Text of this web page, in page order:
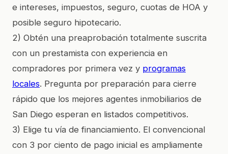
e intereses, impuestos, seguro, cuotas de HOA y
posible seguro hipotecario.
2) Obtén una preaprobación totalmente suscrita
con un prestamista con experiencia en
compradores por primera vez y programas
locales. Pregunta por preparación para cierre
rápido que los mejores agentes inmobiliarios de
San Diego esperan en listados competitivos.
3) Elige tu vía de financiamiento. El convencional
con 3 por ciento de pago inicial es ampliamente